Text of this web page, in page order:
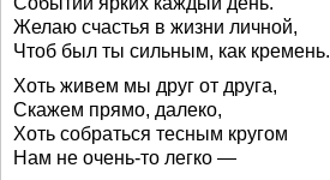
Желаю счастья в жизни личной,
Чтоб был ты сильным, как кремень.
Хоть живем мы друг от друга,
Скажем прямо, далеко,
Хоть собраться тесным кругом
Нам не очень-то легко —